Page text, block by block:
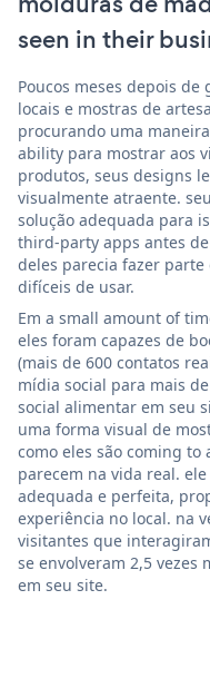
seen in their
Poucos meses depois
locais e mostras de
procurando uma
ability para mostrar aos
produtos, seus designs
visualmente atraente.
solução adequada para
third-party apps antes
deles parecia fazer
difíceis de usar.
Em a small amount of
eles foram capazes de
(mais de 600 contatos
mídia social para mais
social alimentar em seu
uma forma visual de
como eles são coming
parecem na vida real.
adequada e perfeita,
experiência no local. na
visitantes que
se envolveram 2,5 vezes
em seu site.